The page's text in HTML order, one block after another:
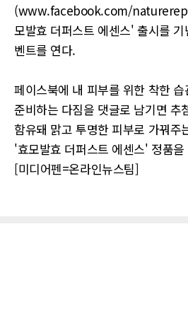
(www.facebook.com/
모발효 더퍼스트 에센스' 출시를
벤트를 연다.
페이스북에 내 피부를 위한 착한
준비하는 다짐을 댓글로 남기면 추
함유돼 맑고 투명한 피부로 가꿔주
'효모발효 더퍼스트 에센스' 정품
[미디어펜=온라인뉴스팀]